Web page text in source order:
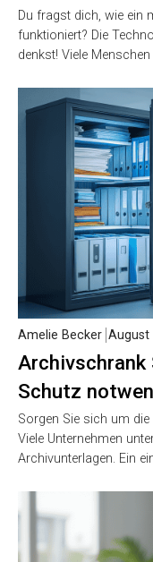
Du fragst dich, wie ein
funktioniert? Die
denkst! Viele
Archivschrank
Schutz
Amelie Becker August
Sorgen Sie sich um
Viele Unternehmen
Archivunterlagen. Ein